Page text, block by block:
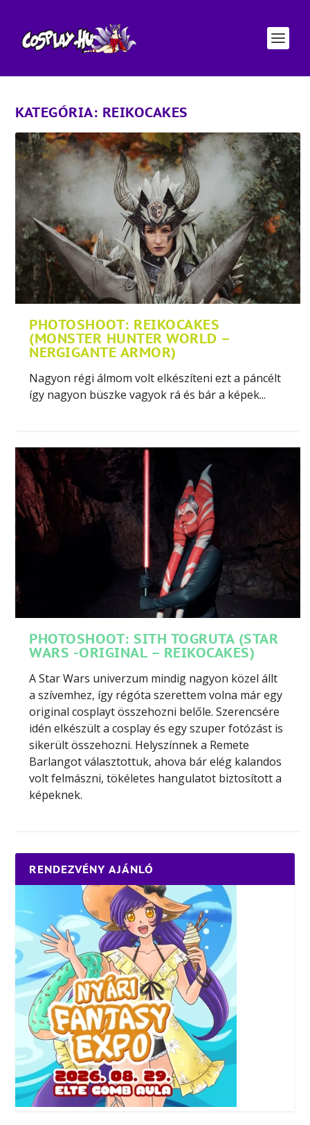
KATEGÓRIA: REIKOCAKES
PHOTOSHOOT: REIKOCAKES
(MONSTER HUNTER WORLD –
NERGIGANTE ARMOR)
Nagyon régi álmom volt elkészíteni ezt a páncélt
így nagyon büszke vagyok rá és bár a képek...
PHOTOSHOOT: SITH TOGRUTA (STAR
WARS -ORIGINAL – REIKOCAKES)
A Star Wars univerzum mindig nagyon közel állt
a szívemhez, így régóta szerettem volna már egy
original cosplayt összehozni belőle. Szerencsére
idén elkészült a cosplay és egy szuper fotózást is
sikerült összehozni. Helyszínnek a Remete
Barlangot választottuk, ahova bár elég kalandos
volt felmászni, tökéletes hangulatot biztosított a
képeknek.
RENDEZVÉNY AJÁNLÓ